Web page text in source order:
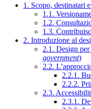
1. Scopo, destinatari
1.1.
1.2.
1.3.
2. Introduzione al
2.1. Design
government)
2.2.
2.2.1.
2.2.2.
2.3.
2.3.1.